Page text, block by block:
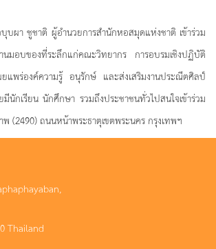
า ชูชาติ ผู้อำนวยการสำนักหอสมุดแห่งชาติ เข้าร่วม
านมอบของที่ระลึกแก่คณะวิทยากร การอบรมเชิงปฏิบัติ
ยแพร่องค์ความรู้ อนุรักษ์ และส่งเสริมงานประณีตศิลป์
นักเรียน นักศึกษา รวมถึงประชาชนทั่วไปสนใจเข้าร่วม
พ (2490) ถนนหน้าพระธาตุเขตพระนคร กรุงเทพฯ
Thailand